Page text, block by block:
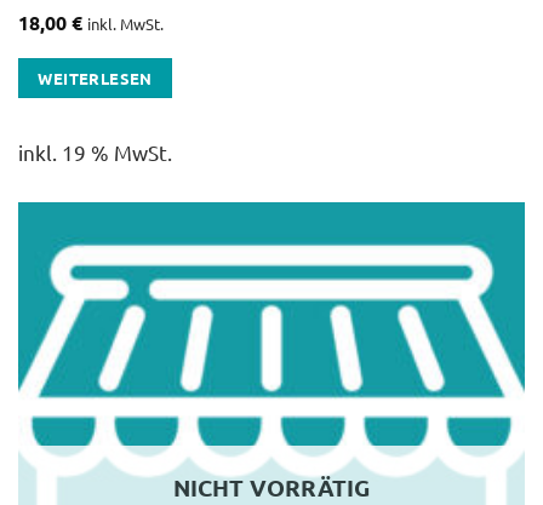
18,00€ inkl. MwSt.
WEITERLESEN
inkl. 19 % MwSt.
NICHT VORRÄTIG